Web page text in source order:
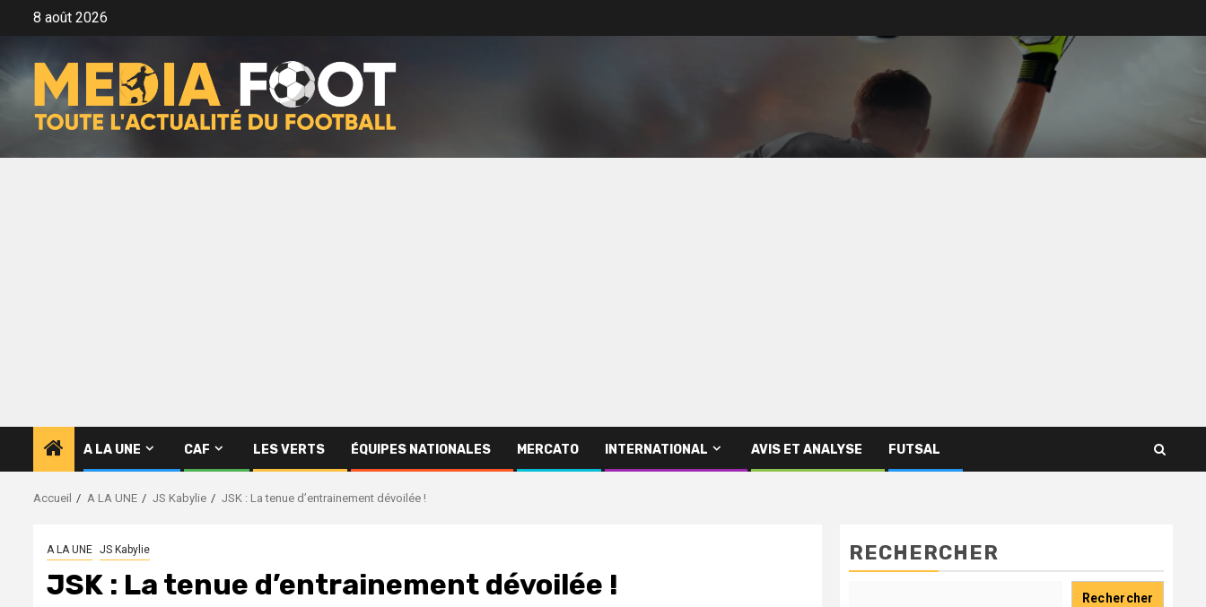
8 août 2026
A LA UNE CAF LES VERTS ÉQUIPES NATIONALES MERCATO INTERNATIONAL AVIS ET ANALYSE FUTSAL
Accueil A LA UNE JS Kabylie JSK : La tenue d’entrainement dévoilée !
A LA UNE JS Kabylie
JSK : La tenue d’entrainement dévoilée !
RECHERCHER
Rechercher